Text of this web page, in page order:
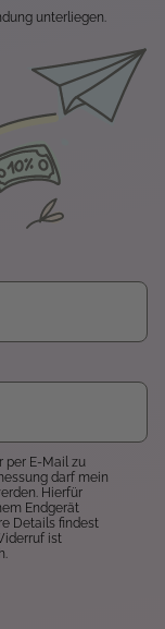
unterliegen.
per E-Mail zu
darf mein
Hierfür
Endgerät
Details findest
ist